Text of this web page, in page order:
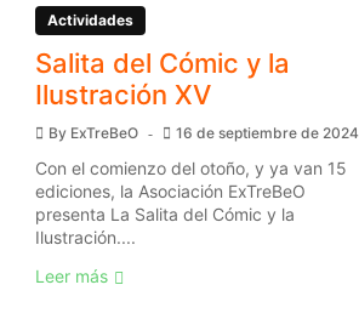
Actividades
Salita del Cómic y la
Ilustración XV
By ExTreBeO 16 de septiembre de 2024
Con el comienzo del otoño, y ya van 15
ediciones, la Asociación ExTreBeO
presenta La Salita del Cómic y la
Ilustración....
Leer más